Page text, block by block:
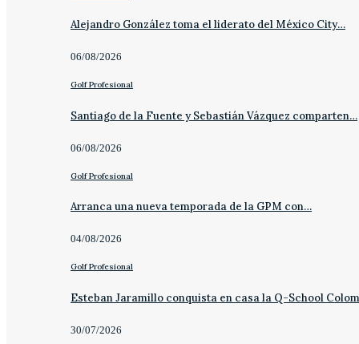
Alejandro González toma el liderato del México City…
06/08/2026
Golf Profesional
Santiago de la Fuente y Sebastián Vázquez comparten…
06/08/2026
Golf Profesional
Arranca una nueva temporada de la GPM con…
04/08/2026
Golf Profesional
Esteban Jaramillo conquista en casa la Q-School
30/07/2026